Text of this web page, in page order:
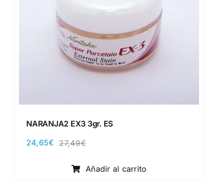
NARANJA2 EX3 3gr. ES
27,49€El
original
era:
24,65€
El
actual
es:
Añadir al carrito